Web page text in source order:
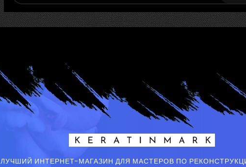
ЛУЧШИЙ ИНТЕРНЕТ-МАГАЗИН ДЛЯ МАСТЕРОВ ПО